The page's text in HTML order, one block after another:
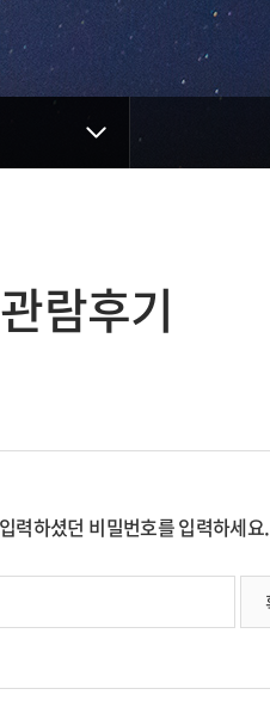
관람후기
력하셨던 비밀번호를 입력하세요.